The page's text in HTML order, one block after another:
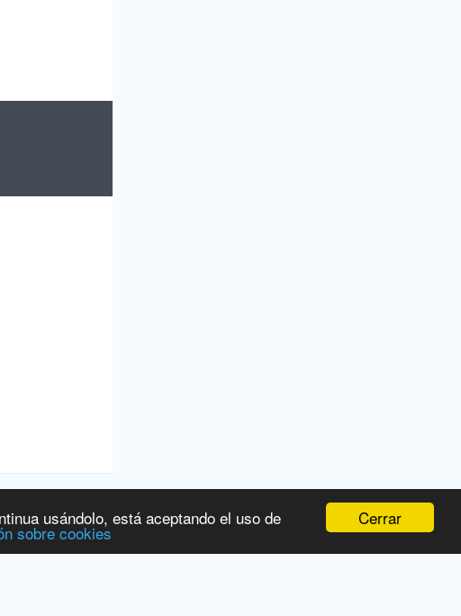
Cerrar
usándolo, está aceptando el uso de
sobre cookies